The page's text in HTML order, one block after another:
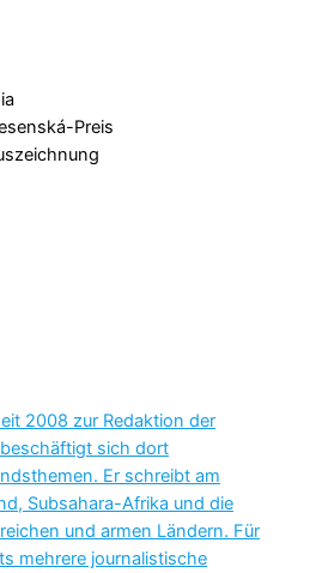
Preis
2008 zur Redaktion der
sich dort
Er schreibt am
Subsahara-Afrika und die
und armen Ländern. Für
mehrere journalistische